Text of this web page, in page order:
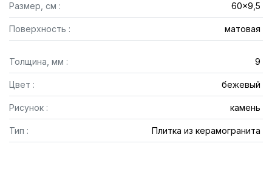
Размер, см : 60x9,5
Поверхность : матовая
Толщина, мм : 9
Цвет : бежевый
Рисунок : камень
Тип : Плитка из керамогранита